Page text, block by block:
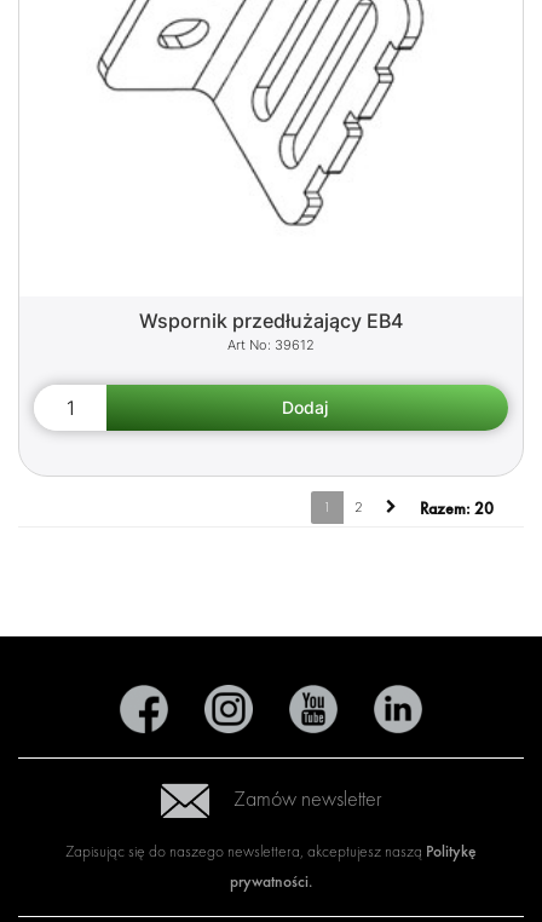
Wspornik przedłużający EB4
39612
1 2 Razem: 20
Zamów newsletter
Zapisując się do naszego newslettera, akceptujesz naszą Politykę
prywatności.